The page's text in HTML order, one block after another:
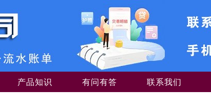
产品知识 有问有答 联系我们